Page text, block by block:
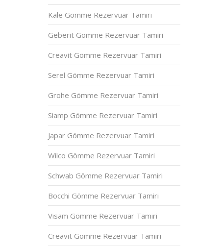
Kale Gömme Rezervuar Tamiri
Geberit Gömme Rezervuar Tamiri
Creavit Gömme Rezervuar Tamiri
Serel Gömme Rezervuar Tamiri
Grohe Gömme Rezervuar Tamiri
Siamp Gömme Rezervuar Tamiri
Japar Gömme Rezervuar Tamiri
Wilco Gömme Rezervuar Tamiri
Schwab Gömme Rezervuar Tamiri
Bocchi Gömme Rezervuar Tamiri
Visam Gömme Rezervuar Tamiri
Creavit Gömme Rezervuar Tamiri